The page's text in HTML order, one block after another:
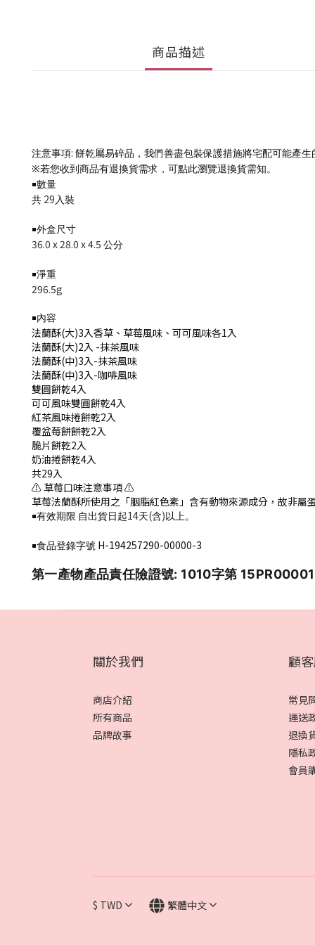
商品描述
注意事項: 餅乾屬易碎品，我們善盡包裝保護措施將宅配可能產
※若您收到商品有退換貨需求，可點此瀏覽退換貨需知。
￭數量
共 29 入裝
￭外盒尺寸
36.0 x 28.0 x 4.5 公分
￭淨重
296.5g
￭內容
法蘭酥(大)3入香草、草莓風味、可可風味各1入
法蘭酥(大)2入 -抹茶風味
法蘭酥(中)3入-抹茶風味
法蘭酥(中)3入-咖啡風味
雙圓餅乾4入
可可風味雙圓餅乾4入
紅茶風味捲餅乾2入
覆盆莓餅餅乾2入
脆片餅乾2入
奶油捲餅乾4入
共29入
⚠️ 草莓口味注意事項 ⚠️
草莓法蘭酥所使用之「胭脂紅色素」含有動物來源成分，故非屬
￭有效期限 自出貨日起14天(含)以上。
￭食品登錄字號 H-194257290-00000-3
第一產物產品責任險證號: 1010字第
關於我們
商店介紹
所有商品
品牌故事
顧
常見
運送
退換
隱私
會員
$ TWD 繁體中文